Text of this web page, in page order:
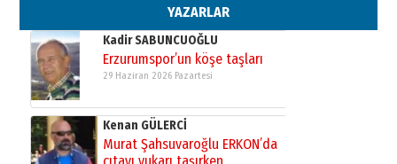
YAZARLAR
02 Ağustos 2026 Pazar
Kadir SABUNCUOĞLU
Erzurumspor’un köşe taşları
29 Haziran 2026 Pazartesi
Kenan GÜLERCİ
Murat Şahsuvaroğlu ERKON’da
çıtayı yukarı taşırken,